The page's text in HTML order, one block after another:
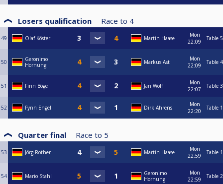
Losers qualification Race to 4
49 Olaf Köster Martin Haase
Mon
22:09
Table 5
50
Geronimo
Hornung
Markus Ast
Mon
22:09
Table 4
51 Finn Böge Jan Wolf
Mon
22:07
Table 3
52 Fynn Engel Dirk Ahrens
Mon
22:20
Table 1
Quarter final Race to 5
53 Jörg Rother Martin Haase
Mon
22:59
Table 1
54 Mario Stahl
Geronimo
Hornung
Mon
22:59
Table 2